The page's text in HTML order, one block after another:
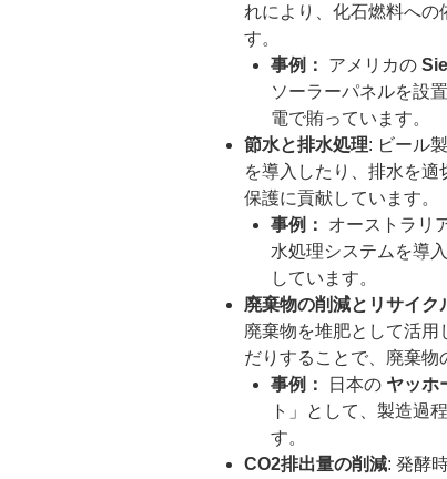
れにより、化石燃料への
す。
事例：
アメリカの
ソーラーパネルを設
電で賄っています。
節水と排水処理: ビール
を導入したり、排水を
保護に貢献しています。
事例：
オーストラリ
水処理システムを導
しています。
廃棄物の削減とリサイク
廃棄物を堆肥として活
だりすることで、廃棄物
事例：
日本の ヤッホ
ト」として、製造過
す。
CO2排出量の削減: 発酵